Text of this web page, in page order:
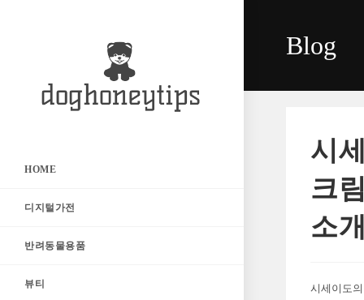
HOME
디지털가전
반려동물용품
뷰티
Blog
시
크
소
시세이도